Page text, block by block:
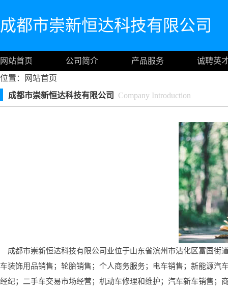
成都市崇新恒达科技有限公司
网站首页 公司简介 产品服务
诚聘英
位置：
网站首页
成都市崇新恒达科技有限公司
Company Introduction
成都市崇新恒达科技有限公司业位于山东省滨州市沾化区富国街
车装饰用品销售；轮胎销售；个人商务服务；电车销售；新能源
经纪；二手车交易市场经营；机动车修理和维护；汽车新车销售